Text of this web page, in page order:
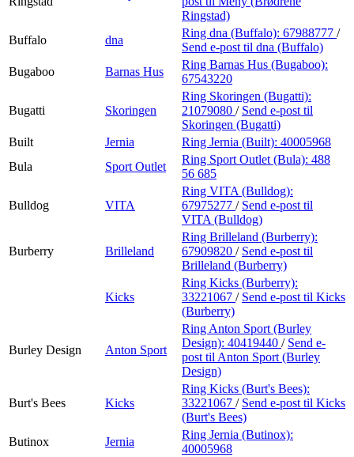
Ringstad)
Buffalo
dna
Ring dna (Buffalo): 67988777 /
Send e-post til dna (Buffalo)
Bugaboo
Barnas Hus
Ring Barnas Hus (Bugaboo):
67543220
Bugatti Skoringen
Ring Skoringen (Bugatti):
21079080 / Send e-post til
Skoringen (Bugatti)
Built
Jernia Ring Jernia (Built): 40005968
Bula
Sport Outlet
Ring Sport Outlet (Bula): 488
56 685
Bulldog VITA
Ring VITA (Bulldog):
67975277 / Send e-post til
VITA (Bulldog)
Burberry Brilleland
Ring Brilleland (Burberry):
67909820 / Send e-post til
Brilleland (Burberry)
Kicks
Ring Kicks (Burberry):
33221067 / Send e-post til Kicks
(Burberry)
Burley Design Anton Sport
Ring Anton Sport (Burley
Design): 40419440 / Send e-
post til Anton Sport (Burley
Design)
Burt's Bees Kicks
Ring Kicks (Burt's Bees):
33221067 / Send e-post til Kicks
(Burt's Bees)
Butinox
Jernia
Ring Jernia (Butinox):
40005968